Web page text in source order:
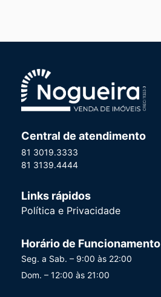
Central de atendimento
81 3019.3333
81 3139.4444
Links rápidos
Política e Privacidade
Horário de Funcionamento
Seg. a Sab. – 9:00 às 22:00
Dom. – 12:00 às 21:00